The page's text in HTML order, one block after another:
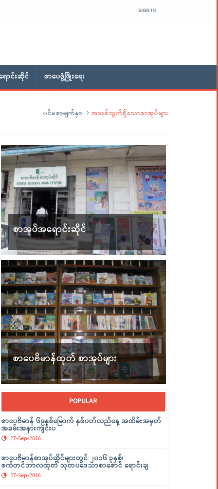
SIGN IN
ာင်းဆိုင် စာပေဖွံ့ဖြိုးရေး
ပင်မစာမျက်နှာ အသစ်ထွက်ရှိသောစာအုပ်များ
စာအုပ်အရောင်းဆိုင်
စာပေဗိမာန်ထုတ် စာအုပ်များ
POPULAR
စာပေဗိမာန် ၆၉နှစ်မြောက် နှစ်ပတ်လည်နေ့ အထိမ်းအမှတ်
အခမ်းအနားကျင်းပ
27-Sep-2016
စာပေဗိမာန်စာအုပ်ဆိုင်များတွင် ၂၀၁၆ ခုနှစ်၊
စက်တင်ဘာလထုတ် သုတပဒေသာစာစောင် ရောင်းချ
27-Sep-2016